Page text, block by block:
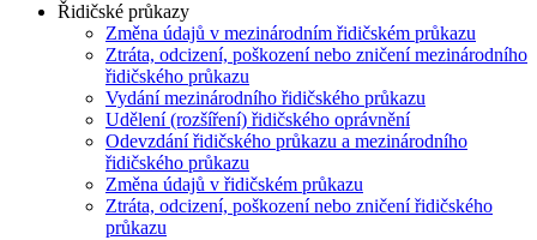
Řidičské průkazy
Změna údajů v mezinárodním řidičském průkazu
Ztráta, odcizení, poškození nebo zničení mezinárodního
řidičského průkazu
Vydání mezinárodního řidičského průkazu
Udělení (rozšíření) řidičského oprávnění
Odevzdání řidičského průkazu a mezinárodního
řidičského průkazu
Změna údajů v řidičském průkazu
Ztráta, odcizení, poškození nebo zničení řidičského
průkazu